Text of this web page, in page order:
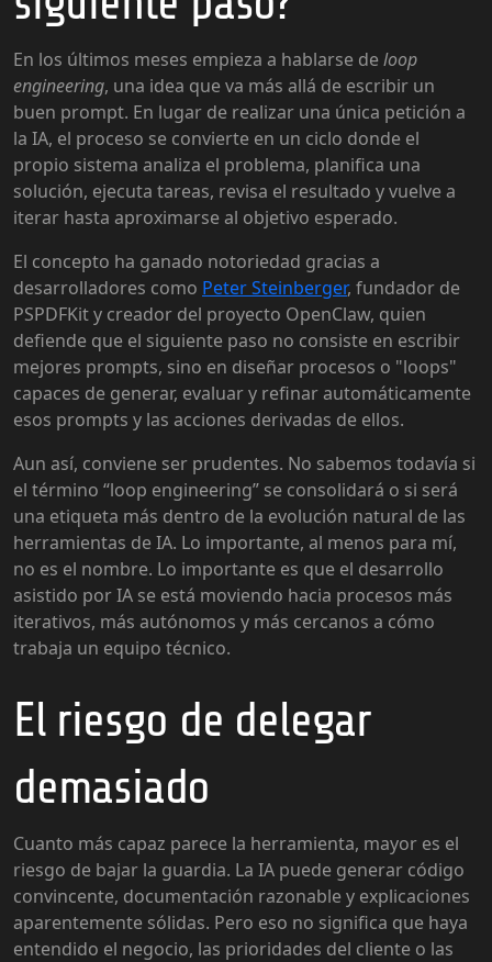
En los últimos meses empieza a hablarse deloop
engineering, una idea que va más allá de escribir un
buen prompt. En lugar de realizar una única petición a
la IA, el proceso se convierte en un ciclo donde el
propio sistema analiza el problema, planifica una
solución, ejecuta tareas, revisa el resultado y vuelve a
iterar hasta aproximarse al objetivo esperado.
El concepto ha ganado notoriedad gracias a
desarrolladores como Peter Steinberger, fundador de
PSPDFKit y creador del proyecto OpenClaw, quien
defiende que el siguiente paso no consiste en escribir
mejores prompts, sino en diseñar procesos o "loops"
capaces de generar, evaluar y refinar automáticamente
esos prompts y las acciones derivadas de ellos.
Aun así, conviene ser prudentes. No sabemos todavía si
el término “loop engineering” se consolidará o si será
una etiqueta más dentro de la evolución natural de las
herramientas de IA. Lo importante, al menos para mí,
no es el nombre. Lo importante es que el desarrollo
asistido por IA se está moviendo hacia procesos más
iterativos, más autónomos y más cercanos a cómo
trabaja un equipo técnico.
El riesgo de delegar
demasiado
Cuanto más capaz parece la herramienta, mayor es el
riesgo de bajar la guardia. La IA puede generar código
convincente, documentación razonable y explicaciones
aparentemente sólidas. Pero eso no significa que haya
entendido el negocio, las prioridades del cliente o las